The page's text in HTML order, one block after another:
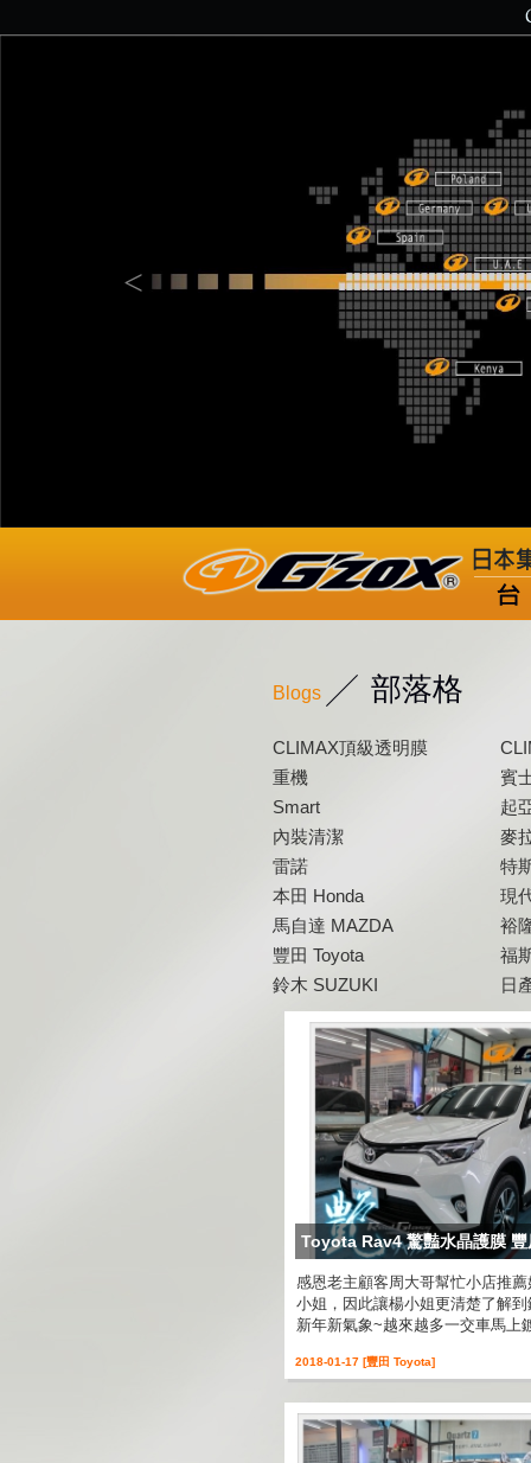
Blogs 部落格
CLIMAX頂級透明膜
重機
賓
Smart
起
內裝清潔
麥
雷諾
特
本田 Honda
現
馬自達 MAZDA
裕
豐田 Toyota
福
鈴木 SUZUKI
日
Toyota Rav4 驚豔水晶護膜 豐
感恩老主顧客周大哥幫忙小店推
小姐，因此讓楊小姐更清楚了解
新年新氣象~越來越多一交車馬
2018-01-17 [豐田 Toyota]